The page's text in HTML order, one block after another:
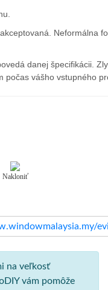
Neformálna
danej špecifikácii.
počas vášho vstupného
Nakloniť
na veľkosť
vám pomôže